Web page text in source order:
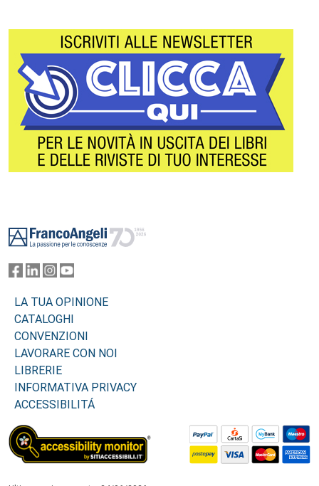
LA TUA OPINIONE
CATALOGHI
CONVENZIONI
LAVORARE CON NOI
LIBRERIE
INFORMATIVA PRIVACY
ACCESSIBILITÁ